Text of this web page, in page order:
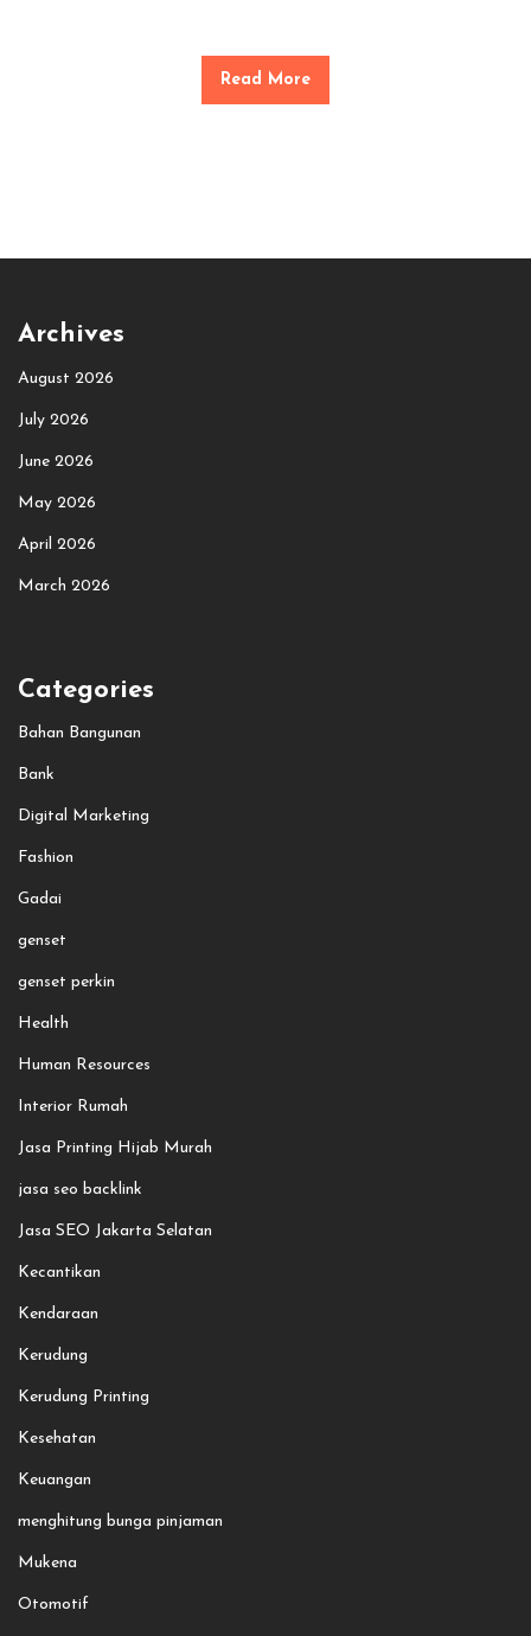
Read More
Archives
August 2026
July 2026
June 2026
May 2026
April 2026
March 2026
Categories
Bahan Bangunan
Bank
Digital Marketing
Fashion
Gadai
genset
genset perkin
Health
Human Resources
Interior Rumah
Jasa Printing Hijab Murah
jasa seo backlink
Jasa SEO Jakarta Selatan
Kecantikan
Kendaraan
Kerudung
Kerudung Printing
Kesehatan
Keuangan
menghitung bunga pinjaman
Mukena
Otomotif